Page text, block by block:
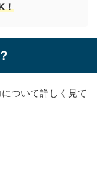
！
ついて詳しく見て